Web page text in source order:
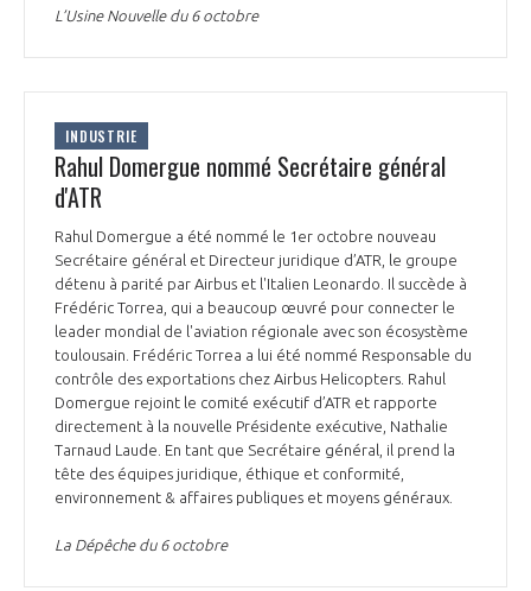
L’Usine Nouvelle du 6 octobre
INDUSTRIE
Rahul Domergue nommé Secrétaire général
d'ATR
Rahul Domergue a été nommé le 1er octobre nouveau
Secrétaire général et Directeur juridique d’ATR, le groupe
détenu à parité par Airbus et l'Italien Leonardo. Il succède à
Frédéric Torrea, qui a beaucoup œuvré pour connecter le
leader mondial de l'aviation régionale avec son écosystème
toulousain. Frédéric Torrea a lui été nommé Responsable du
contrôle des exportations chez Airbus Helicopters. Rahul
Domergue rejoint le comité exécutif d’ATR et rapporte
directement à la nouvelle Présidente exécutive, Nathalie
Tarnaud Laude. En tant que Secrétaire général, il prend la
tête des équipes juridique, éthique et conformité,
environnement & affaires publiques et moyens généraux.
La Dépêche du 6 octobre